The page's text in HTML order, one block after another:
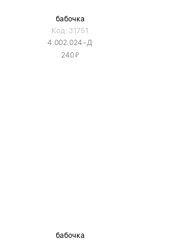
бабочка
Код: 31751
4.002.024-Д
240Я
бабочка